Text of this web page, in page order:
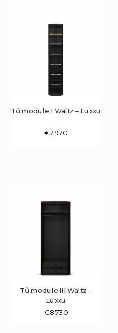
Tủ module I Waltz – Luxxu
€7,970
Tủ module III Waltz –
Luxxu
€8,730